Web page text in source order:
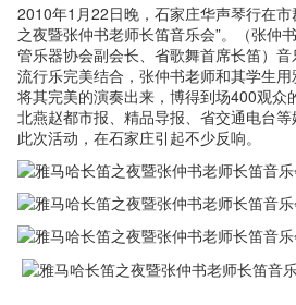
2010年1月22日晚，石家庄华声琴行在
之夜暨张仲书老师长笛音乐会”。（张仲
管乐器协会副会长、省歌舞首席长笛）
流行乐完美结合，张仲书老师和其学生
将其完美的演奏出来，博得到场400观众
北燕赵都市报、精品导报、省交通电台等
此次活动，在石家庄引起不少反响。